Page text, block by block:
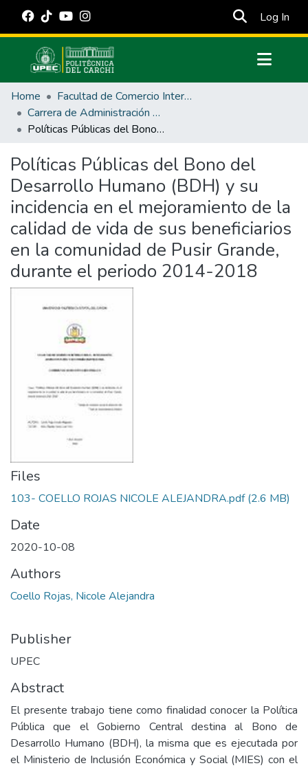
Log In
Communities & Collections
All of DSpace
Statistics
Estadísticas Externas
Manuales
Home
Facultad de Comercio Internacional, Integración, Administración y Economía Empresarial
Carrera de Administración Pública
Políticas Públicas del Bono del Desarrollo Humano (BDH) y su incidencia en el mejoramiento de la calidad de vida de sus beneficiarios en la comunidad de Pusir Grande, durante el periodo 2014-2018
Políticas Públicas del Bono del
Desarrollo Humano (BDH) y su
incidencia en el mejoramiento de la
calidad de vida de sus beneficiarios
en la comunidad de Pusir Grande,
durante el periodo 2014-2018
Files
103- COELLO ROJAS NICOLE ALEJANDRA.pdf(2.6 MB)
Date
2020-10-08
Authors
Coello Rojas, Nicole Alejandra
Publisher
UPEC
Abstract
El presente trabajo tiene como finalidad conocer la Política
Pública que el Gobierno Central destina al Bono de
Desarrollo Humano (BDH), la misma que es ejecutada por
el Ministerio de Inclusión Económica y Social (MIES) con el